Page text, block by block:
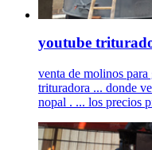
youtube
venta de molinos
trituradora ... donde
nopal . ... los precios